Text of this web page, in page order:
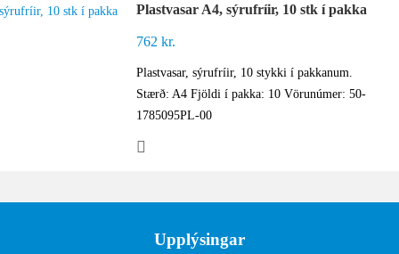
Plastvasar A4, sýrufríir, 10 stk í pakka
762kr.
Plastvasar, sýrufríir, 10 stykki í pakkanum.
Stærð: A4 Fjöldi í pakka: 10 Vörunúmer: 50-
1785095PL-00
Upplýsingar